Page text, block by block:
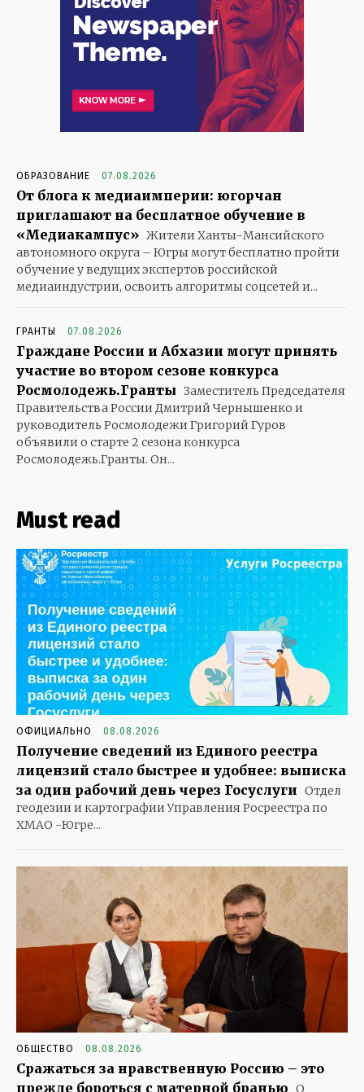
ОБРАЗОВАНИЕ 07.08.2026
От блога к медиаимперии: югорчан
приглашают на бесплатное обучение в
«Медиакампус» Жители Ханты-Мансийского
автономного округа – Югры могут бесплатно пройти
обучение у ведущих экспертов российской
медиаиндустрии, освоить алгоритмы соцсетей и...
ГРАНТЫ 07.08.2026
Граждане России и Абхазии могут принять
участие во втором сезоне конкурса
Росмолодежь.Гранты Заместитель Председателя
Правительства России Дмитрий Чернышенко и
руководитель Росмолодежи Григорий Гуров
объявили о старте 2 сезона конкурса
Росмолодежь.Гранты. Он...
Must read
ОФИЦИАЛЬНО 08.08.2026
Получение сведений из Единого реестра
лицензий стало быстрее и удобнее: выписка
за один рабочий день через Госуслуги Отдел
геодезии и картографии Управления Росреестра по
ХМАО -Югре...
ОБЩЕСТВО 08.08.2026
Сражаться за нравственную Россию – это
прежде бороться с матерной бранью О